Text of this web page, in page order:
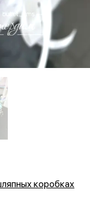
коробках